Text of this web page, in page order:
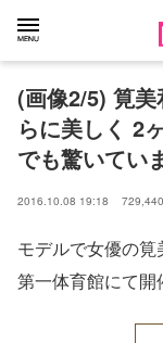
(画像2/5) 筧
らに美しく 2
でも驚いてい
2016.10.08 19:18 729,440
モデルで女優の
第一体育館にて